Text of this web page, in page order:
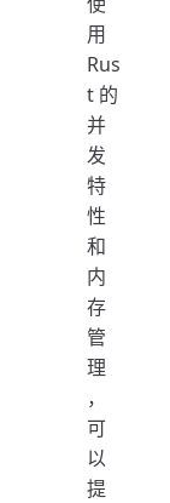
用
Rus
t 的
并
发
特
性
和
内
存
管
理
，
可
以
提